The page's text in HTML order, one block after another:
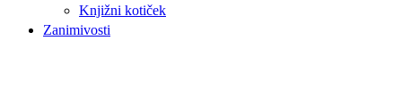
Knjižni kotiček
Zanimivosti